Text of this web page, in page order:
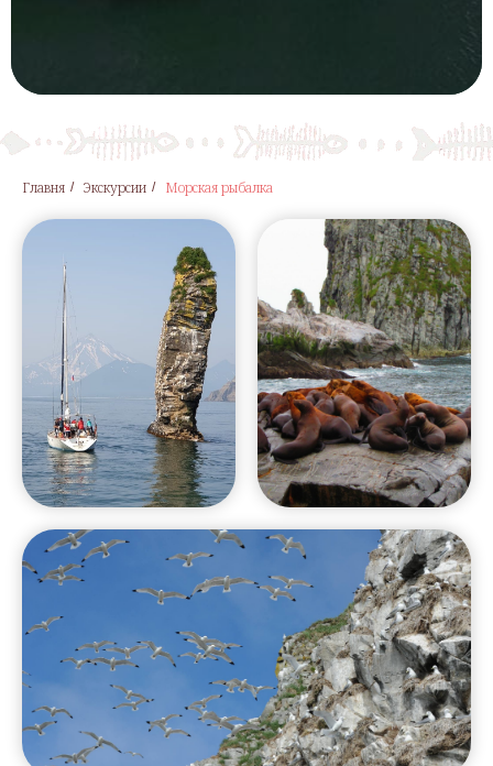
Главня / Экскурсии / Морская рыбалка